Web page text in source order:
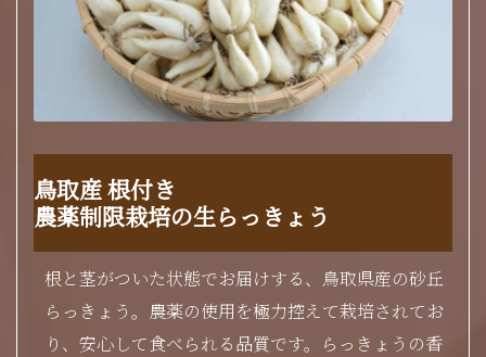
鳥取産 根付き
農薬制限栽培の生らっきょう
根と茎がついた状態でお届けする、鳥取県産の砂丘
らっきょう。農薬の使用を極力控えて栽培されてお
り、安心して食べられる品質です。らっきょうの香